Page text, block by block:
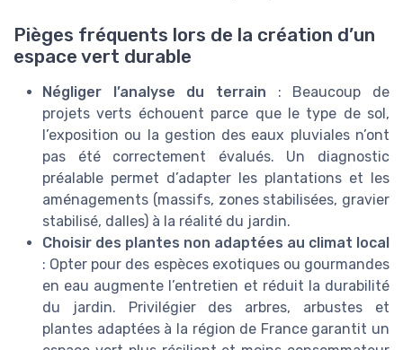
Pièges fréquents lors de la création d’un
espace vert durable
Négliger l’analyse du terrain : Beaucoup de
projets verts échouent parce que le type de sol,
l’exposition ou la gestion des eaux pluviales n’ont
pas été correctement évalués. Un diagnostic
préalable permet d’adapter les plantations et les
aménagements (massifs, zones stabilisées, gravier
stabilisé, dalles) à la réalité du jardin.
Choisir des plantes non adaptées au climat local
: Opter pour des espèces exotiques ou gourmandes
en eau augmente l’entretien et réduit la durabilité
du jardin. Privilégier des arbres, arbustes et
plantes adaptées à la région de France garantit un